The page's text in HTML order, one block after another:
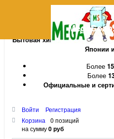
Бытовая химия и косметика
Японии
Более
Более
Официальные и
Войти
Регистрация
Корзина
0 позиций
на сумму0 руб